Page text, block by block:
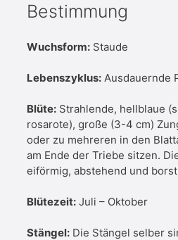
Bestimmung
Wuchsform: Staude
Lebenszyklus: Ausdauernde
Blüte: Strahlende, hellblaue
rosarote), große (3-4 cm)
oder zu mehreren in den
am Ende der Triebe sitzen.
eiförmig, abstehend und
Blütezeit: Juli – Oktober
Stängel: Die Stängel selber